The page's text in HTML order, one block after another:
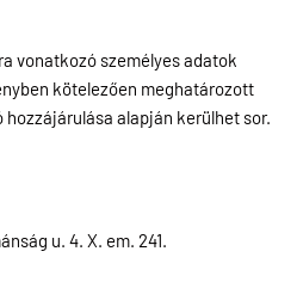
vonatkozó személyes adatok
kötelezően meghatározott
alapján kerülhet sor.
u. 4. X. em. 241.